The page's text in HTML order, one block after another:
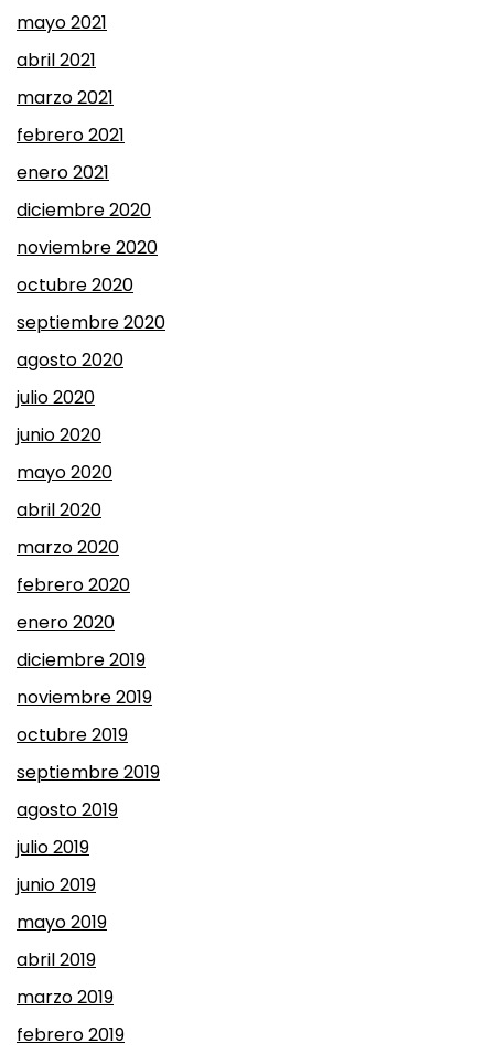
mayo 2021
abril 2021
marzo 2021
febrero 2021
enero 2021
diciembre 2020
noviembre 2020
octubre 2020
septiembre 2020
agosto 2020
julio 2020
junio 2020
mayo 2020
abril 2020
marzo 2020
febrero 2020
enero 2020
diciembre 2019
noviembre 2019
octubre 2019
septiembre 2019
agosto 2019
julio 2019
junio 2019
mayo 2019
abril 2019
marzo 2019
febrero 2019